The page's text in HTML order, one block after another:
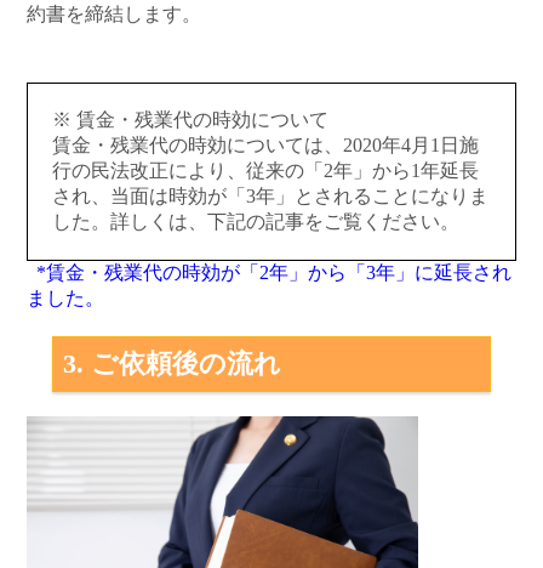
約書を締結します。
※ 賃金・残業代の時効について
賃金・残業代の時効については、2020年4月1日施
行の民法改正により、従来の「2年」から1年延長
され、当面は時効が「3年」とされることになりま
した。詳しくは、下記の記事をご覧ください。
*賃金・残業代の時効が「2年」から「3年」に延長され
ました。
3. ご依頼後の流れ